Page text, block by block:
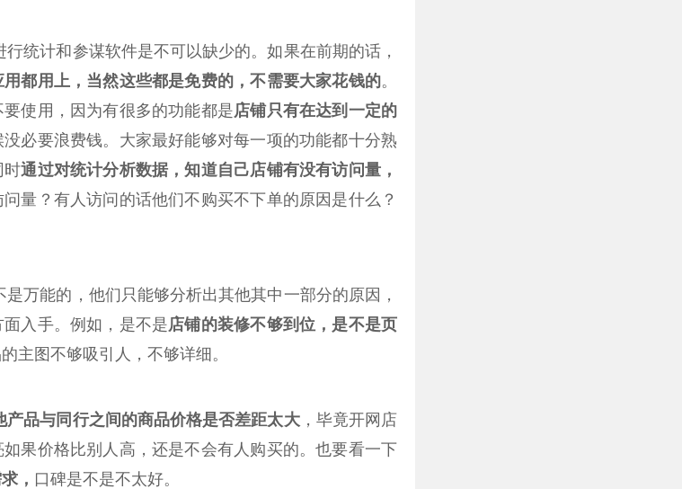
统计和参谋软件是不可以缺少的。如果在前期的话，
都用上，当然这些都是免费的，不需要大家花钱的。
使用，因为有很多的功能都是店铺只有在达到一定的
必要浪费钱。大家最好能够对每一项的功能都十分熟
时通过对统计分析数据，知道自己店铺有没有访问量，
量？有人访问的话他们不购买不下单的原因是什么？
万能的，他们只能够分析出其他其中一部分的原因，
入手。例如，是不是店铺的装修不够到位，是不是页
主图不够吸引人，不够详细。
产品与同行之间的商品价格是否差距太大，毕竟开网店
果价格比别人高，还是不会有人购买的。也要看一下
， 口碑是不是不太好。